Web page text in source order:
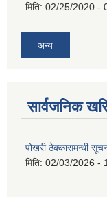
मिति: 02/25/2020 -
अन्य
सार्वजनिक
पोखरी ठेक्कासमन्धी
मिति: 02/03/2026 -